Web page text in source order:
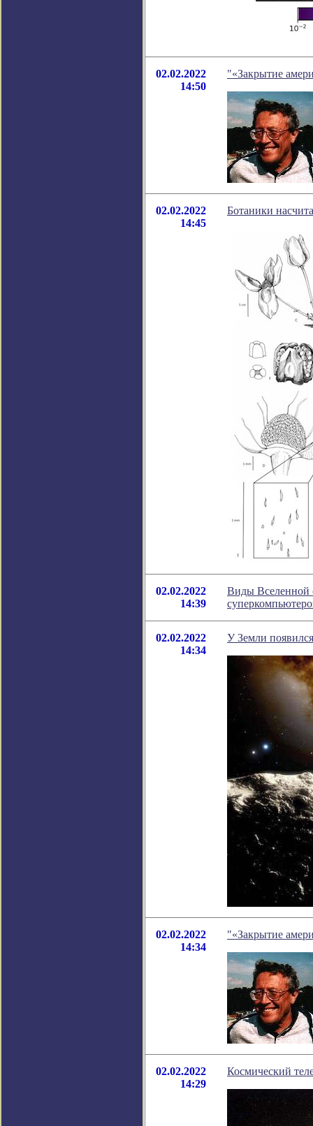
02.02.2022
14:50
"«Закрытие
02.02.2022
14:45
Ботаники
02.02.2022
14:39
Виды Вселенной
02.02.2022
14:34
У Земли
02.02.2022
14:34
"«Закрытие
02.02.2022
14:29
Космический